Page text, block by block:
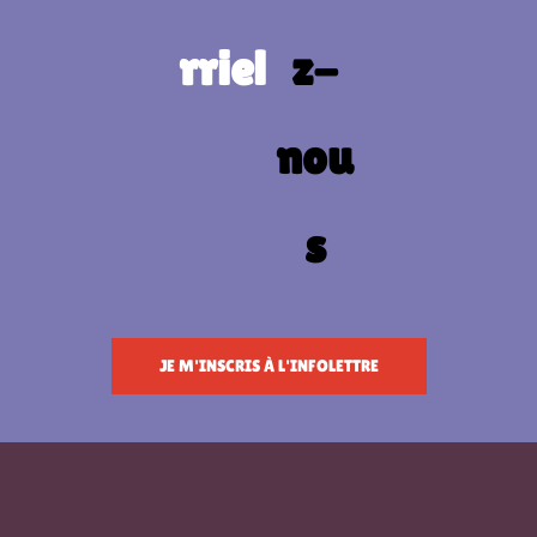
JE M'INSCRIS À L'INFOLETTRE